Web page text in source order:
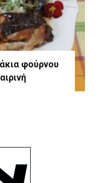
φούρνου